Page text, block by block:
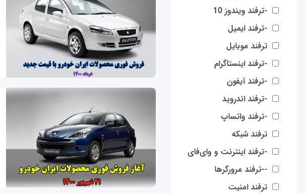
-ترفند ویندوز 10
-ترفند ایمیل
ترفند موبایل
-ترفند اینستاگرام
-ترفند آیفون
-ترفند اندروید
-ترفند واتساپ
ترفند شبکه
-ترفند اینترنت و وای‌فای
--ترفند مرورگرها
ترفند امنیت